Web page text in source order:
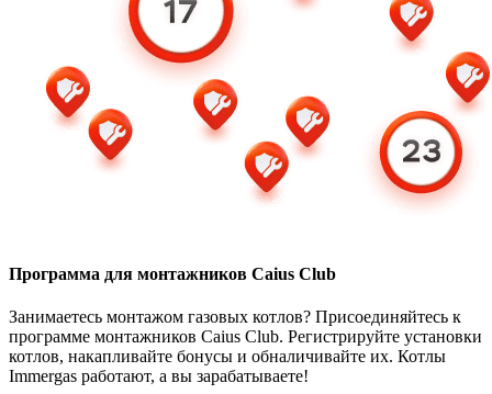
Программа для монтажников Caius Club
Занимаетесь монтажом газовых котлов? Присоединяйтесь к
программе монтажников Caius Club. Регистрируйте установки
котлов, накапливайте бонусы и обналичивайте их. Котлы
Immergas работают, а вы зарабатываете!